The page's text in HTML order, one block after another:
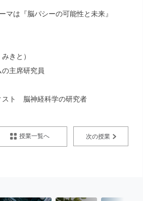
マは『脳パシーの可能性と未来』
きと）
主席研究員
スト 脳神経科学の研究者
授業一覧へ 次の授業